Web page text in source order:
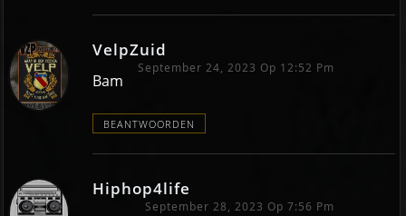
VelpZuid
September 24, 2023 Op 12:52 Pm
Bam
BEANTWOORDEN
Hiphop4life
September 28, 2023 Op 7:56 Pm